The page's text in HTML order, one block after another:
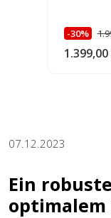
-30%
07.12.2023
Ein
optimalem